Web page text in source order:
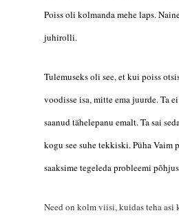
Poiss oli kolmanda mehe laps.
juhirolli.
Tulemuseks oli see,etkui poiss
voodisse isa, mitte ema juurde. Ta
saanudtähelepanu emalt. Ta sai
kogu seesuhetekkiski. Püha Vaim
saaksime tegeleda probleemi
Need on kolm viisi, kuidas teha asi